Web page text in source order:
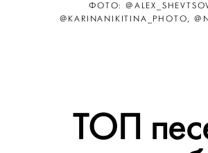
ФОТО:
@KARINANIKITINA_PHOTO,
ТОП